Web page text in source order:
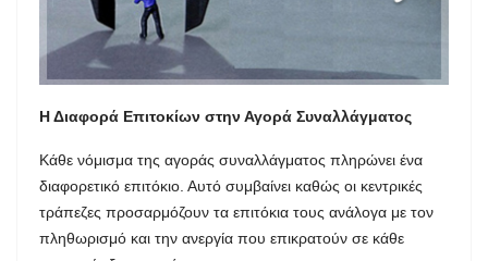
Η Διαφορά Επιτοκίων στην Αγορά Συναλλάγματος
Κάθε νόμισμα της αγοράς συναλλάγματος πληρώνει ένα
διαφορετικό επιτόκιο. Αυτό συμβαίνει καθώς οι κεντρικές
τράπεζες προσαρμόζουν τα επιτόκια τους ανάλογα με τον
πληθωρισμό και την ανεργία που επικρατούν σε κάθε